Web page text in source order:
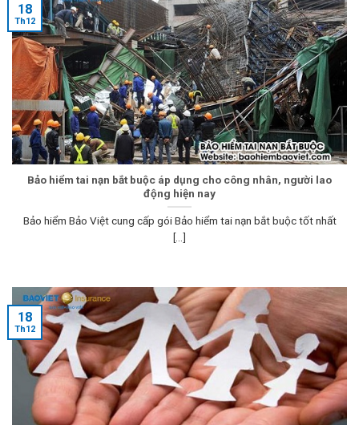
Bảo hiểm tai nạn bắt buộc áp dụng cho công nhân, người lao
động hiện nay
Bảo hiểm Bảo Việt cung cấp gói Bảo hiểm tai nạn bắt buộc tốt nhất
[...]
18
Th12
18
Th12